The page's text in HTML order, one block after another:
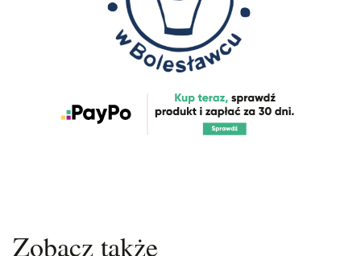
Zobacz także